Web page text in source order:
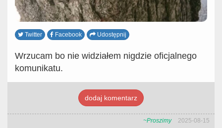
Twitter Facebook Udostępnij
Wrzucam bo nie widziałem nigdzie oficjalnego
komunikatu.
dodaj komentarz
~Proszimy 2025-08-15